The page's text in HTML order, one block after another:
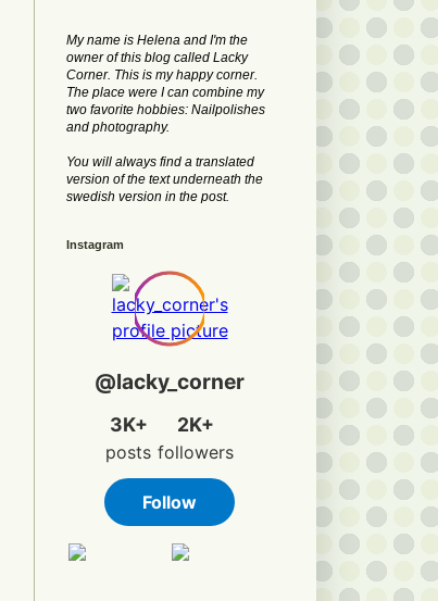
My name is Helena and I'm the
owner of this blog called Lacky
Corner. This is my happy corner.
The place were I can combine my
two favorite hobbies: Nailpolishes
and photography.
You will always find a translated
version of the text underneath the
swedish version in the post.
Instagram